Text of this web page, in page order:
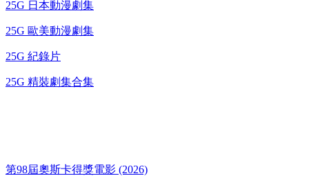
25G 日本動漫劇集
25G 歐美動漫劇集
25G 紀錄片
25G 精裝劇集合集
第98屆奧斯卡得獎電影 (2026)